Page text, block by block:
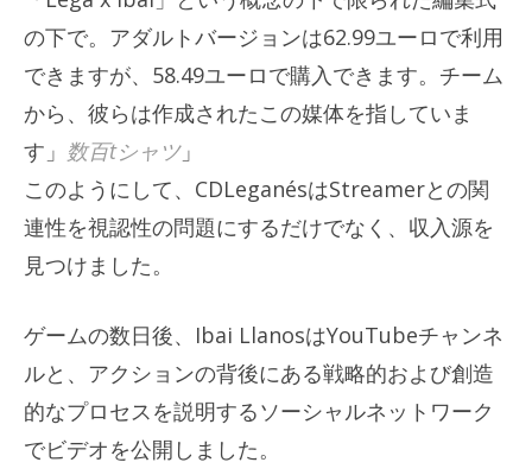
の下で。アダルトバージョンは62.99ユーロで利用
できますが、58.49ユーロで購入できます。チーム
から、彼らは作成されたこの媒体を指していま
す」 数百tシャツ」
このようにして、CDLeganésはStreamerとの関
連性を視認性の問題にするだけでなく、収入源を
見つけました。
ゲームの数日後、Ibai LlanosはYouTubeチャンネ
ルと、アクションの背後にある戦略的および創造
的なプロセスを説明するソーシャルネットワーク
でビデオを公開しました。